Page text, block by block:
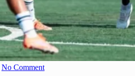
No Comment